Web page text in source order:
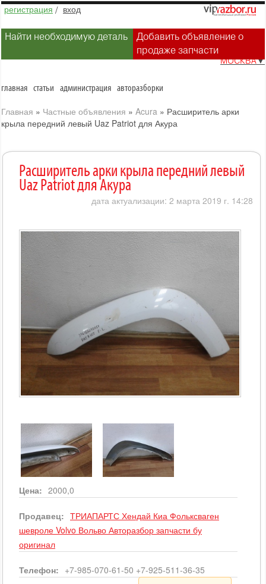
регистрация / вход
Найти необходимую деталь
Добавить объявление о
продаже запчасти
МОСКВА▼
главная статьи администрация авторазборки
Главная » Частные объявления » Acura » Расширитель арки
крыла передний левый Uaz Patriot для Акура
Расширитель арки крыла передний левый
Uaz Patriot для Акура
дата актуализации: 2 марта 2019 г. 14:28
Цена: 2000,0
Продавец: ТРИАПАРТС Хендай Киа Фольксваген
шевроле Volvo Вольво Авторазбор запчасти бу
оригинал
Телефон: +7-985-070-61-50 +7-925-511-36-35